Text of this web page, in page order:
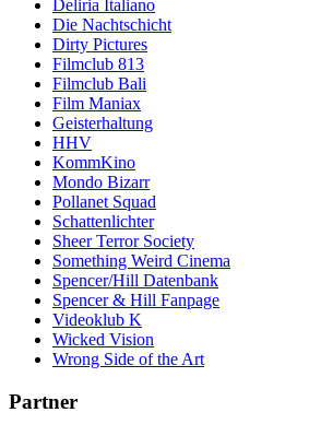
Deliria Italiano
Die Nachtschicht
Dirty Pictures
Filmclub 813
Filmclub Bali
Film Maniax
Geisterhaltung
HHV
KommKino
Mondo Bizarr
Pollanet Squad
Schattenlichter
Sheer Terror Society
Something Weird Cinema
Spencer/Hill Datenbank
Spencer & Hill Fanpage
Videoklub K
Wicked Vision
Wrong Side of the Art
Partner